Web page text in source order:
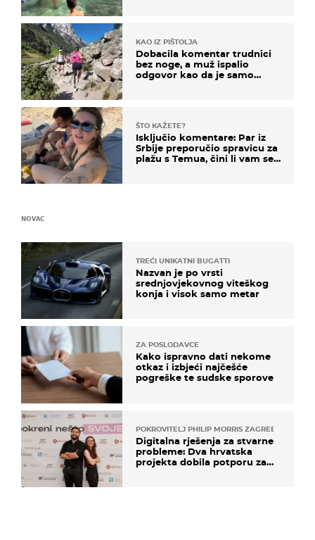
KAO IZ PIŠTOLJA
Dobacila komentar trudnici
bez noge, a muž ispalio
odgovor kao da je samo
ŠTO KAŽETE?
Isključio komentare: Par iz
Srbije preporučio spravicu za
plažu s Temua, čini li vam se
NOVAC
TREĆI UNIKATNI BUGATTI
Nazvan je po vrsti
srednjovjekovnog viteškog
konja i visok samo metar
ZA POSLODAVCE
Kako ispravno dati nekome
otkaz i izbjeći najčešće
pogreške te sudske sporove
POKROVITELJ PHILIP MORRIS ZAGREB
Digitalna rješenja za stvarne
probleme: Dva hrvatska
projekta dobila potporu za